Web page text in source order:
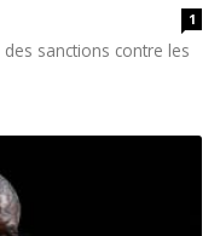
1
sanctions contre les